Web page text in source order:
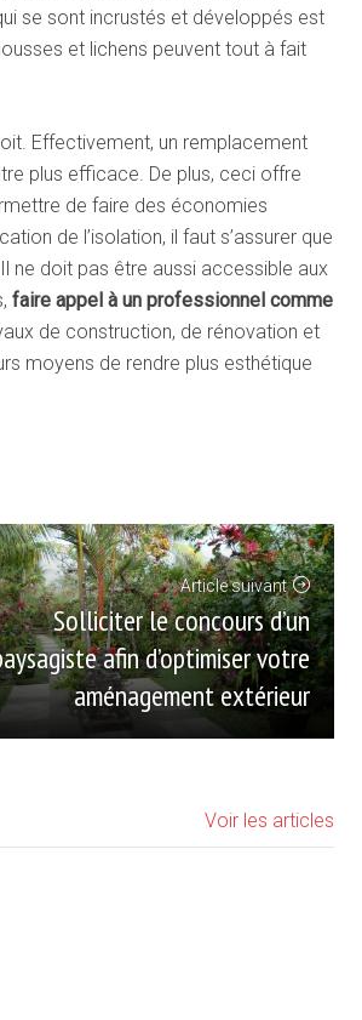
se sont incrustés et développés est
et lichens peuvent tout à fait
Effectivement, un remplacement
plus efficace. De plus, ceci offre
de faire des économies
de l’isolation, il faut s’assurer que
ne doit pas être aussi accessible aux
faire appel à un professionnel comme
de construction, de rénovation et
moyens de rendre plus esthétique
Article suivant
Solliciter le concours d’un
afin d’optimiser votre
aménagement extérieur
Voir les articles